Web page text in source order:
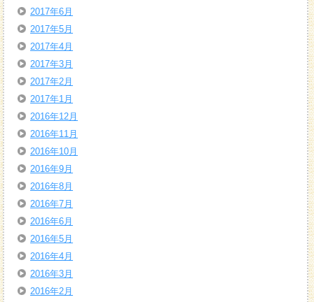
2017年6月
2017年5月
2017年4月
2017年3月
2017年2月
2017年1月
2016年12月
2016年11月
2016年10月
2016年9月
2016年8月
2016年7月
2016年6月
2016年5月
2016年4月
2016年3月
2016年2月